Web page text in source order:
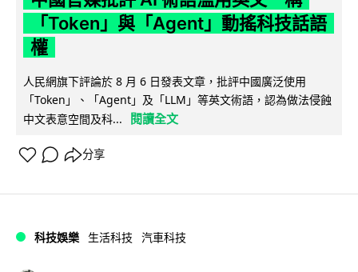
「Token」與「Agent」動搖科技話語
權
人民網旗下評論於 8 月 6 日發表文章，批評中國廣泛使用
「Token」、「Agent」及「LLM」等英文術語，認為做法侵蝕
中文表意空間及科...
閱讀全文
分享
科技娛樂 生活科技 汽車科技